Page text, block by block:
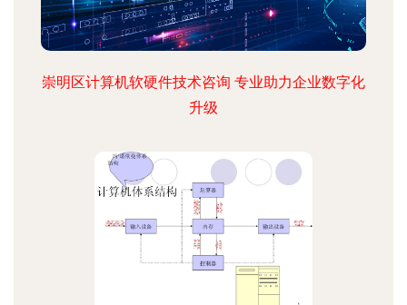
崇明区计算机软硬件技术咨询 专业助力企业数字化
升级